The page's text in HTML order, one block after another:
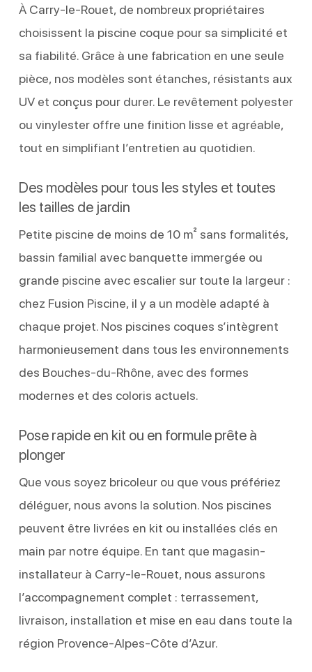
À Carry-le-Rouet, de nombreux propriétaires
choisissent la piscine coque pour sa simplicité et
sa fiabilité. Grâce à une fabrication en une seule
pièce, nos modèles sont étanches, résistants aux
UV et conçus pour durer. Le revêtement polyester
ou vinylester offre une finition lisse et agréable,
tout en simplifiant l’entretien au quotidien.
Des modèles pour tous les styles et toutes
les tailles de jardin
Petite piscine de moins de 10 m² sans formalités,
bassin familial avec banquette immergée ou
grande piscine avec escalier sur toute la largeur :
chez Fusion Piscine, il y a un modèle adapté à
chaque projet. Nos piscines coques s’intègrent
harmonieusement dans tous les environnements
des Bouches-du-Rhône, avec des formes
modernes et des coloris actuels.
Pose rapide en kit ou en formule prête à
plonger
Que vous soyez bricoleur ou que vous préfériez
déléguer, nous avons la solution. Nos piscines
peuvent être livrées en kit ou installées clés en
main par notre équipe. En tant que magasin-
installateur à Carry-le-Rouet, nous assurons
l’accompagnement complet : terrassement,
livraison, installation et mise en eau dans toute la
région Provence-Alpes-Côte d’Azur.